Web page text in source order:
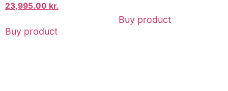
23,995.00 kr.
Buy product
Buy product